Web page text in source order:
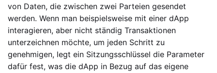
von Daten, die zwischen zwei Parteien gesendet
werden. Wenn man beispielsweise mit einer dApp
interagieren, aber nicht ständig Transaktionen
unterzeichnen möchte, um jeden Schritt zu
genehmigen, legt ein Sitzungsschlüssel die Parameter
dafür fest, was die dApp in Bezug auf das eigene